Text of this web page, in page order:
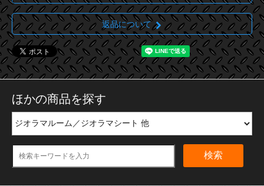
返品について
ほかの商品を探す
検索